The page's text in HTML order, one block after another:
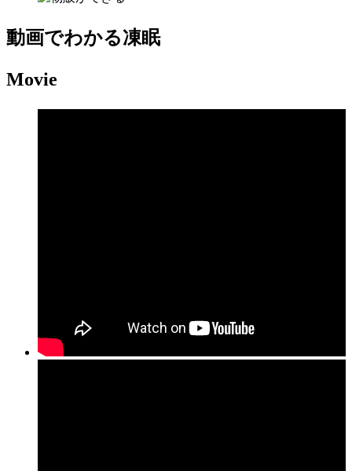
動画でわかる凍眠
Movie